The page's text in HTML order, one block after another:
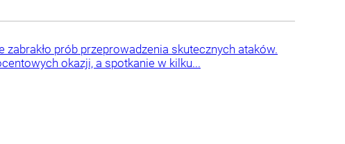
prób przeprowadzenia skutecznych ataków.
okazji, a spotkanie w kilku...